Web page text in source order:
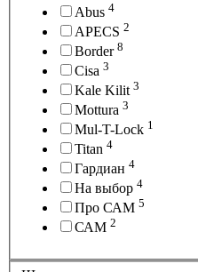
Abus 4
APECS 2
Border 8
Cisa 3
Kale Kilit 3
Mottura 3
Mul-T-Lock 1
Titan 4
Гардиан 4
На выбор 4
Про САМ 5
САМ 2